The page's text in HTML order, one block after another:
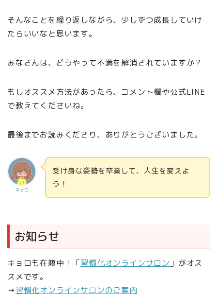
そんなことを繰り返しながら、少しずつ成長していけ
たらいいなと思います。
みなさんは、どうやって不満を解消されていますか？
もしオススメ方法があったら、コメント欄や公式LINE
で教えてくださいね。
最後までお読みくださり、ありがとうございました。
キョロ
受け身な姿勢を卒業して、人生を変えよ
う！
お知らせ
キョロも在籍中！「習慣化オンラインサロン 」がオス
スメです。
→習慣化オンラインサロンのご案内